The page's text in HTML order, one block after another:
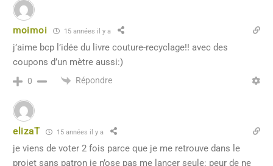
moimoi 15 années il y a
j’aime bcp l’idée du livre couture-recyclage!! avec des
coupons d’un mètre aussi:)
0 Répondre
elizaT 15 années il y a
je viens de voter 2 fois parce que je me retrouve dans le
projet sans patron je n’ose pas me lancer seule: peur de ne